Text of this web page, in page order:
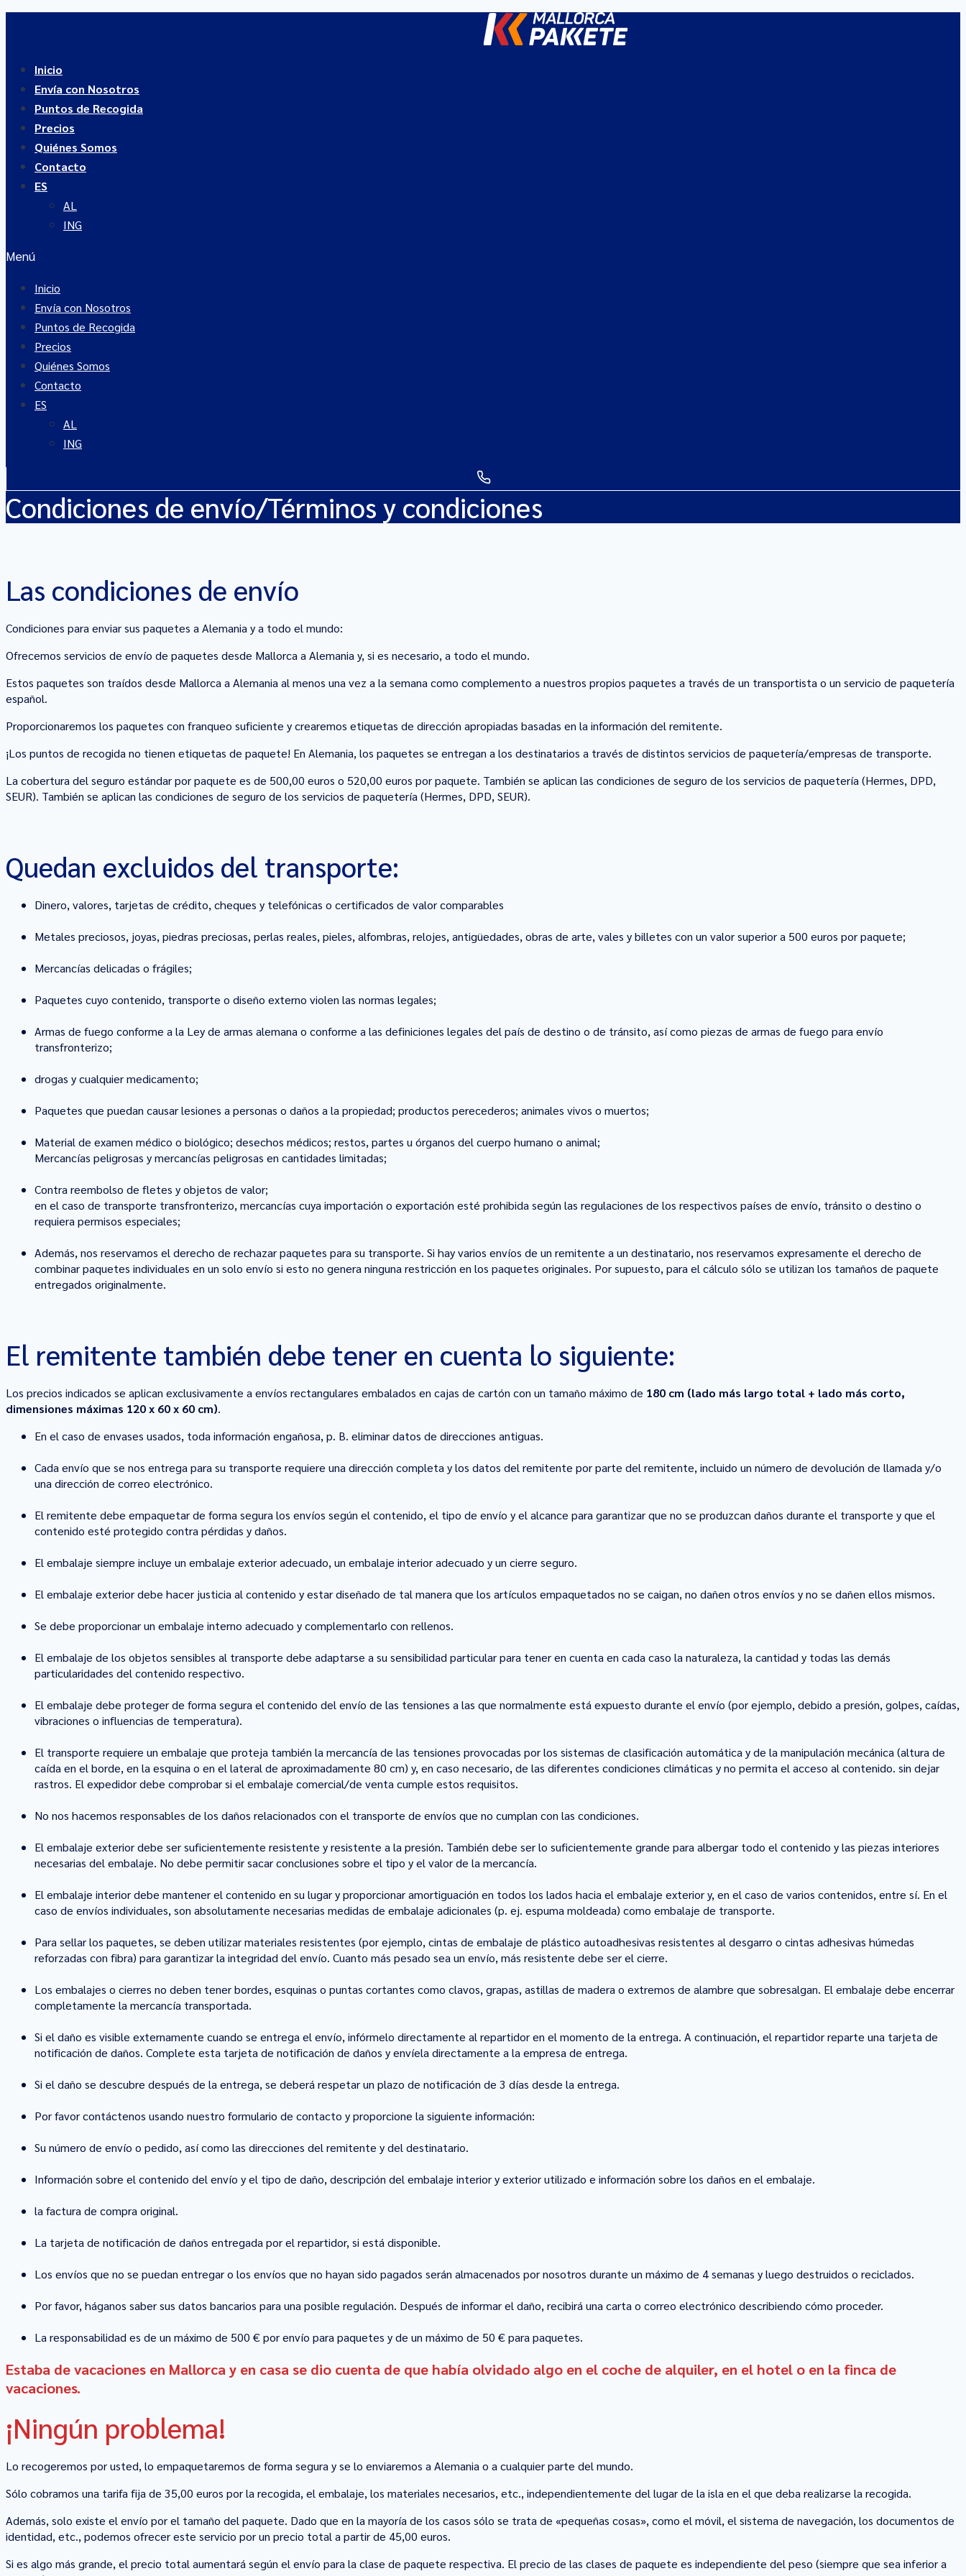
Inicio
Envía con Nosotros
Puntos de Recogida
Precios
Quiénes Somos
Contacto
ES
AL
ING
Menú
Inicio
Envía con Nosotros
Puntos de Recogida
Precios
Quiénes Somos
Contacto
ES
AL
ING
Condiciones de envío/Términos y condiciones
Las condiciones de envío
Condiciones para enviar sus paquetes a Alemania y a todo el mundo:
Ofrecemos servicios de envío de paquetes desde Mallorca a Alemania y, si es necesario, a todo el mundo.
Estos paquetes son traídos desde Mallorca a Alemania al menos una vez a la semana como complemento a nuestros propios paquetes a través de un transportista o un servicio de paquetería
español.
Proporcionaremos los paquetes con franqueo suficiente y crearemos etiquetas de dirección apropiadas basadas en la información del remitente.
¡Los puntos de recogida no tienen etiquetas de paquete! En Alemania, los paquetes se entregan a los destinatarios a través de distintos servicios de paquetería/empresas de transporte.
La cobertura del seguro estándar por paquete es de 500,00 euros o 520,00 euros por paquete. También se aplican las condiciones de seguro de los servicios de paquetería (Hermes, DPD,
SEUR). También se aplican las condiciones de seguro de los servicios de paquetería (Hermes, DPD, SEUR).
Quedan excluidos del transporte:
Dinero, valores, tarjetas de crédito, cheques y telefónicas o certificados de valor comparables
Metales preciosos, joyas, piedras preciosas, perlas reales, pieles, alfombras, relojes, antigüedades, obras de arte, vales y billetes con un valor superior a 500 euros por paquete;
Mercancías delicadas o frágiles;
Paquetes cuyo contenido, transporte o diseño externo violen las normas legales;
Armas de fuego conforme a la Ley de armas alemana o conforme a las definiciones legales del país de destino o de tránsito, así como piezas de armas de fuego para envío
transfronterizo;
drogas y cualquier medicamento;
Paquetes que puedan causar lesiones a personas o daños a la propiedad; productos perecederos; animales vivos o muertos;
Material de examen médico o biológico; desechos médicos; restos, partes u órganos del cuerpo humano o animal;
Mercancías peligrosas y mercancías peligrosas en cantidades limitadas;
Contra reembolso de fletes y objetos de valor;
en el caso de transporte transfronterizo, mercancías cuya importación o exportación esté prohibida según las regulaciones de los respectivos países de envío, tránsito o destino o
requiera permisos especiales;
Además, nos reservamos el derecho de rechazar paquetes para su transporte. Si hay varios envíos de un remitente a un destinatario, nos reservamos expresamente el derecho de
combinar paquetes individuales en un solo envío si esto no genera ninguna restricción en los paquetes originales. Por supuesto, para el cálculo sólo se utilizan los tamaños de paquete
entregados originalmente.
El remitente también debe tener en cuenta lo siguiente:
Los precios indicados se aplican exclusivamente a envíos rectangulares embalados en cajas de cartón con un tamaño máximo de 180 cm (lado más largo total + lado más corto,
dimensiones máximas 120 x 60 x 60 cm).
En el caso de envases usados, toda información engañosa, p. B. eliminar datos de direcciones antiguas.
Cada envío que se nos entrega para su transporte requiere una dirección completa y los datos del remitente por parte del remitente, incluido un número de devolución de llamada y/o
una dirección de correo electrónico.
El remitente debe empaquetar de forma segura los envíos según el contenido, el tipo de envío y el alcance para garantizar que no se produzcan daños durante el transporte y que el
contenido esté protegido contra pérdidas y daños.
El embalaje siempre incluye un embalaje exterior adecuado, un embalaje interior adecuado y un cierre seguro.
El embalaje exterior debe hacer justicia al contenido y estar diseñado de tal manera que los artículos empaquetados no se caigan, no dañen otros envíos y no se dañen ellos mismos.
Se debe proporcionar un embalaje interno adecuado y complementarlo con rellenos.
El embalaje de los objetos sensibles al transporte debe adaptarse a su sensibilidad particular para tener en cuenta en cada caso la naturaleza, la cantidad y todas las demás
particularidades del contenido respectivo.
El embalaje debe proteger de forma segura el contenido del envío de las tensiones a las que normalmente está expuesto durante el envío (por ejemplo, debido a presión, golpes, caídas,
vibraciones o influencias de temperatura).
El transporte requiere un embalaje que proteja también la mercancía de las tensiones provocadas por los sistemas de clasificación automática y de la manipulación mecánica (altura de
caída en el borde, en la esquina o en el lateral de aproximadamente 80 cm) y, en caso necesario, de las diferentes condiciones climáticas y no permita el acceso al contenido. sin dejar
rastros. El expedidor debe comprobar si el embalaje comercial/de venta cumple estos requisitos.
No nos hacemos responsables de los daños relacionados con el transporte de envíos que no cumplan con las condiciones.
El embalaje exterior debe ser suficientemente resistente y resistente a la presión. También debe ser lo suficientemente grande para albergar todo el contenido y las piezas interiores
necesarias del embalaje. No debe permitir sacar conclusiones sobre el tipo y el valor de la mercancía.
El embalaje interior debe mantener el contenido en su lugar y proporcionar amortiguación en todos los lados hacia el embalaje exterior y, en el caso de varios contenidos, entre sí. En el
caso de envíos individuales, son absolutamente necesarias medidas de embalaje adicionales (p. ej. espuma moldeada) como embalaje de transporte.
Para sellar los paquetes, se deben utilizar materiales resistentes (por ejemplo, cintas de embalaje de plástico autoadhesivas resistentes al desgarro o cintas adhesivas húmedas
reforzadas con fibra) para garantizar la integridad del envío. Cuanto más pesado sea un envío, más resistente debe ser el cierre.
Los embalajes o cierres no deben tener bordes, esquinas o puntas cortantes como clavos, grapas, astillas de madera o extremos de alambre que sobresalgan. El embalaje debe encerrar
completamente la mercancía transportada.
Si el daño es visible externamente cuando se entrega el envío, infórmelo directamente al repartidor en el momento de la entrega. A continuación, el repartidor reparte una tarjeta de
notificación de daños. Complete esta tarjeta de notificación de daños y envíela directamente a la empresa de entrega.
Si el daño se descubre después de la entrega, se deberá respetar un plazo de notificación de 3 días desde la entrega.
Por favor contáctenos usando nuestro formulario de contacto y proporcione la siguiente información:
Su número de envío o pedido, así como las direcciones del remitente y del destinatario.
Información sobre el contenido del envío y el tipo de daño, descripción del embalaje interior y exterior utilizado e información sobre los daños en el embalaje.
la factura de compra original.
La tarjeta de notificación de daños entregada por el repartidor, si está disponible.
Los envíos que no se puedan entregar o los envíos que no hayan sido pagados serán almacenados por nosotros durante un máximo de 4 semanas y luego destruidos o reciclados.
Por favor, háganos saber sus datos bancarios para una posible regulación. Después de informar el daño, recibirá una carta o correo electrónico describiendo cómo proceder.
La responsabilidad es de un máximo de 500 € por envío para paquetes y de un máximo de 50 € para paquetes.
Estaba de vacaciones en Mallorca y en casa se dio cuenta de que había olvidado algo en el coche de alquiler, en el hotel o en la finca de
vacaciones.
¡Ningún problema!
Lo recogeremos por usted, lo empaquetaremos de forma segura y se lo enviaremos a Alemania o a cualquier parte del mundo.
Sólo cobramos una tarifa fija de 35,00 euros por la recogida, el embalaje, los materiales necesarios, etc., independientemente del lugar de la isla en el que deba realizarse la recogida.
Además, solo existe el envío por el tamaño del paquete. Dado que en la mayoría de los casos sólo se trata de «pequeñas cosas», como el móvil, el sistema de navegación, los documentos de
identidad, etc., podemos ofrecer este servicio por un precio total a partir de 45,00 euros.
Si es algo más grande, el precio total aumentará según el envío para la clase de paquete respectiva. El precio de las clases de paquete es independiente del peso (siempre que sea inferior a